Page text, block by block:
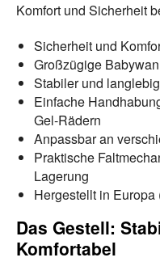
Komfort und Sicherheit
Sicherheit und
Großzügige
Stabiler und
Einfache
Gel-Rädern
Anpassbar an
Praktische
Lagerung
Hergestellt in Europa
Das Gestell:
Komfortabel